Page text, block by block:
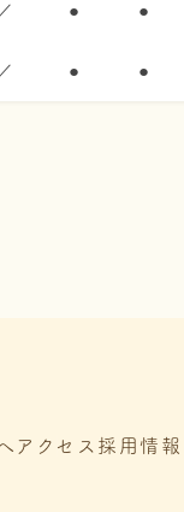
／ ● ●
／ ● ●
アクセス 採用情報